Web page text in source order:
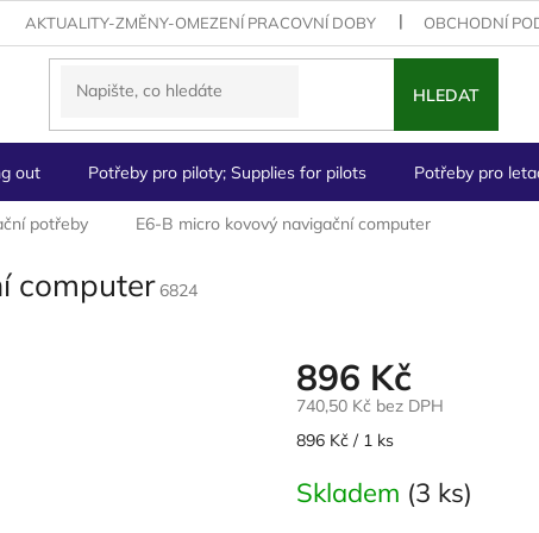
AKTUALITY-ZMĚNY-OMEZENÍ PRACOVNÍ DOBY OBCHODNÍ
HLEDAT
out Potřeby pro piloty; Supplies for pilots Potřeby pro
potřeby E6-B micro kovový navigační computer
computer 6824
896 Kč
740,50 Kč bez DPH
Měrná
896 Kč / 1 ks
Skladem (3 ks)